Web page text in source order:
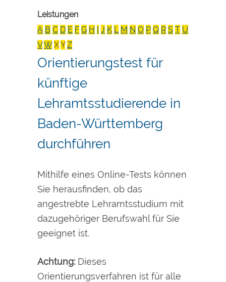
Leistungen
A B C D E F G H I J K L M N O P Q R S T U
VW XY Z
Orientierungstest für
künftige
Lehramtsstudierende in
Baden-Württemberg
durchführen
Mithilfe eines Online-Tests können
Sie herausfinden, ob das
angestrebte Lehramtsstudium mit
dazugehöriger Berufswahl für Sie
geeignet ist.
Achtung: Dieses
Orientierungsverfahren ist für alle